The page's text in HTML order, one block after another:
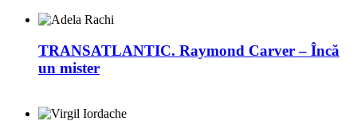
TRANSATLANTIC. Raymond Carver – Încă
un mister